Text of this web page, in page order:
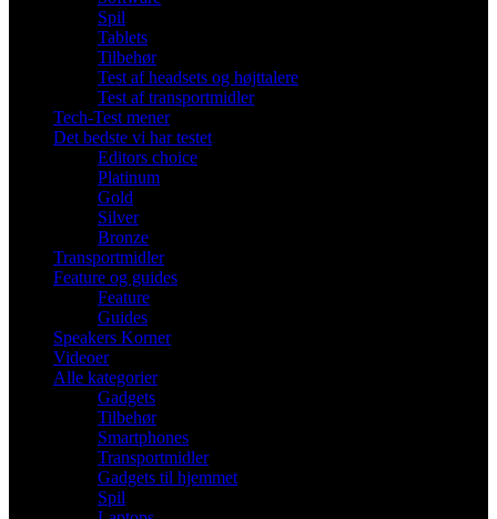
Spil
Tablets
Tilbehør
Test af headsets og højttalere
Test af transportmidler
Tech-Test mener
Det bedste vi har testet
Editors choice
Platinum
Gold
Silver
Bronze
Transportmidler
Feature og guides
Feature
Guides
Speakers Korner
Videoer
Alle kategorier
Gadgets
Tilbehør
Smartphones
Transportmidler
Gadgets til hjemmet
Spil